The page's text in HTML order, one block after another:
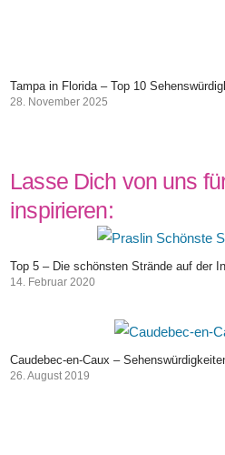
Tampa in Florida – Top 10
28. November 2025
Lasse Dich von uns
inspirieren:
Top 5 – Die schönsten Strände auf der
14. Februar 2020
Caudebec-en-Caux –
26. August 2019